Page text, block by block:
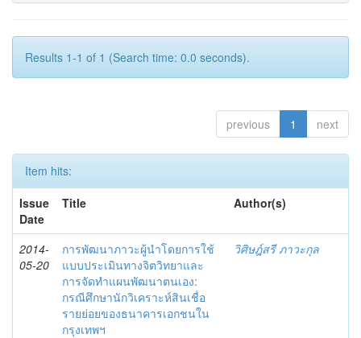
Results 1-1 of 1 (Search time: 0.0 seconds).
previous 1 next
Item hits:
Issue
Date
Title Author(s)
2014-
05-20
การพัฒนาภาวะผู้นำโดยการใช้
แบบประเมินทางจิตวิทยาและ
การจัดทำแผนพัฒนาตนเอง:
กรณีศึกษานักวิเคราะห์สินเชื่อ
รายย่อยของธนาคารเอกชนใน
กรุงเทพฯ
วิศิษฎ์สรี ภาวะกุล